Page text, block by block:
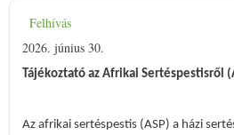
Felhívás
2026. június 30.
Tájékoztató az Afrikai Sertéspestisről
Az afrikai sertéspestis (ASP) a házi